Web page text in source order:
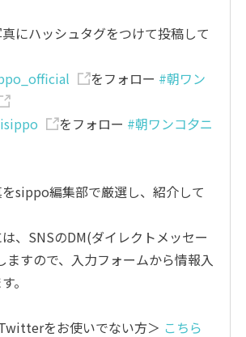
にハッシュタグをつけて投稿して
をフォロー #朝ワン
をフォロー #朝ワンコ夕ニ
sippo編集部で厳選し、紹介して
、SNSのDM(ダイレクトメッセー
ますので、入力フォームから情報入
。
をお使いでない方＞ こちら